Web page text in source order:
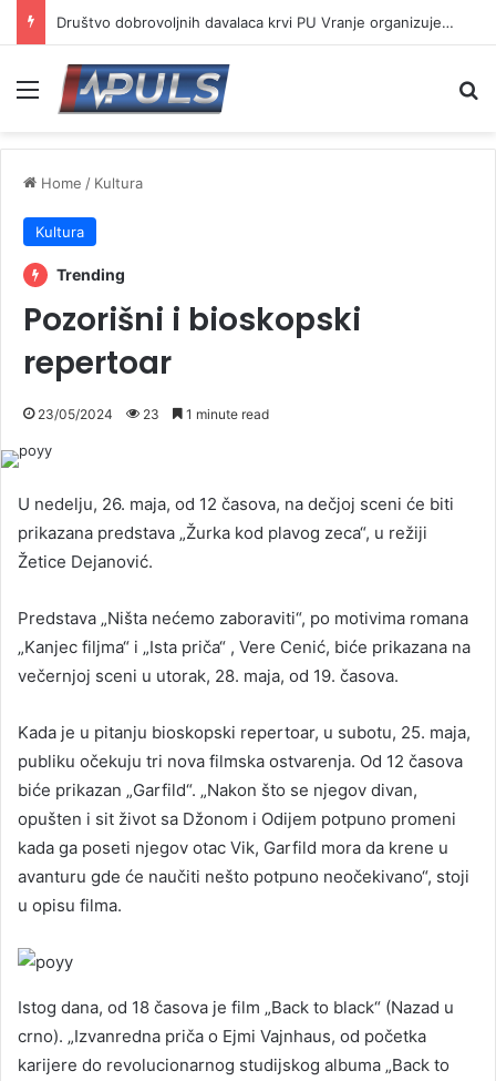
Od 17. avgusta novi lekovi na recept o trošku države
Menu
Home / Kultura
Kultura
Trending
Pozorišni i bioskopski
repertoar
23/05/2024 23 1 minute read
U nedelju, 26. maja, od 12 časova, na dečjoj sceni će biti
prikazana predstava „Žurka kod plavog zeca“, u režiji
Žetice Dejanović.
Predstava „Ništa nećemo zaboraviti“, po motivima romana
„Kanjec filjma“ i „Ista priča“ , Vere Cenić, biće prikazana na
večernjoj sceni u utorak, 28. maja, od 19. časova.
Kada je u pitanju bioskopski repertoar, u subotu, 25. maja,
publiku očekuju tri nova filmska ostvarenja. Od 12 časova
biće prikazan „Garfild“. „Nakon što se njegov divan,
opušten i sit život sa Džonom i Odijem potpuno promeni
kada ga poseti njegov otac Vik, Garfild mora da krene u
avanturu gde će naučiti nešto potpuno neočekivano“, stoji
u opisu filma.
Istog dana, od 18 časova je film „Back to black“ (Nazad u
crno). „Izvanredna priča o Ejmi Vajnhaus, od početka
karijere do revolucionarnog studijskog albuma „Back to